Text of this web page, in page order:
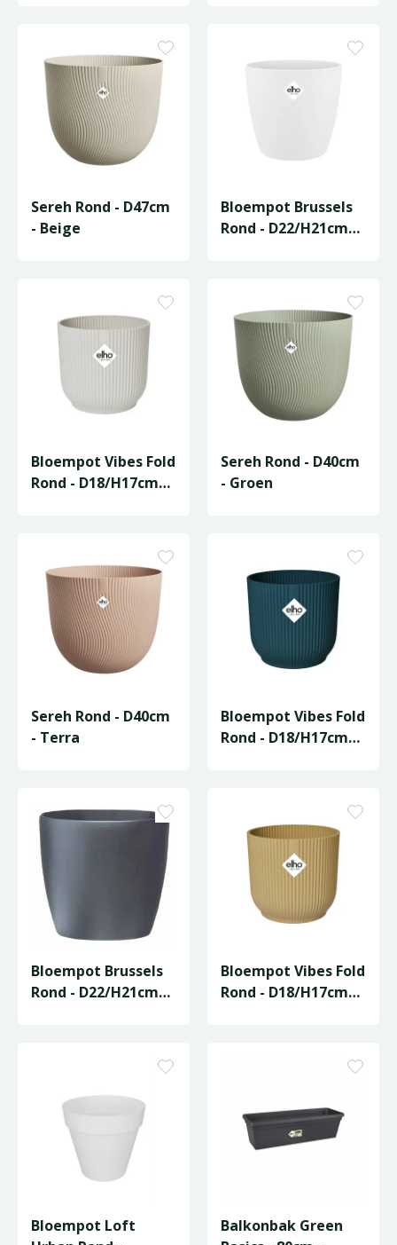
Sereh Rond - D47cm
- Beige
Bloempot Brussels
Rond - D22/H21cm
Bloempot Vibes Fold
Rond - D18/H17cm
Sereh Rond - D40cm
- Groen
Sereh Rond - D40cm
- Terra
Bloempot Vibes Fold
Rond - D18/H17cm
Bloempot Brussels
Rond - D22/H21cm
Bloempot Vibes Fold
Rond - D18/H17cm
Bloempot Loft
Balkonbak Green